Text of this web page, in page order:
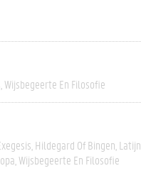
Wijsbegeerte En Filosofie
Hildegard Of Bingen Latijn
Wijsbegeerte En Filosofie